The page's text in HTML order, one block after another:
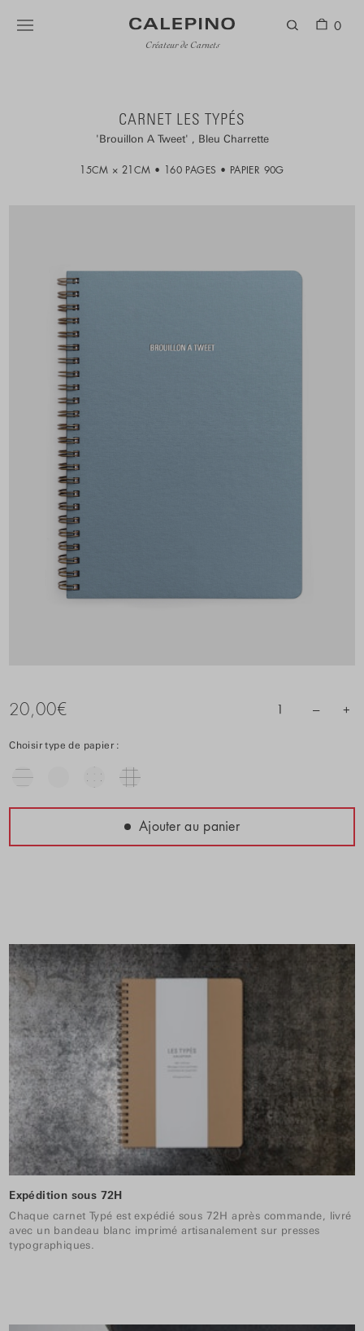
Créateur de Carnets
0
CARNET LES TYPÉS
Brouillon A Tweet Bleu Charrette
15CM × 21CM 160 PAGES PAPIER 90G
20,00€ 1 – +
Choisir type de papier :
Ajouter au panier
Expédition sous 72H
Chaque carnet Typé est expédié sous 72H après commande, livré
avec un bandeau blanc imprimé artisanalement sur presses
typographiques.